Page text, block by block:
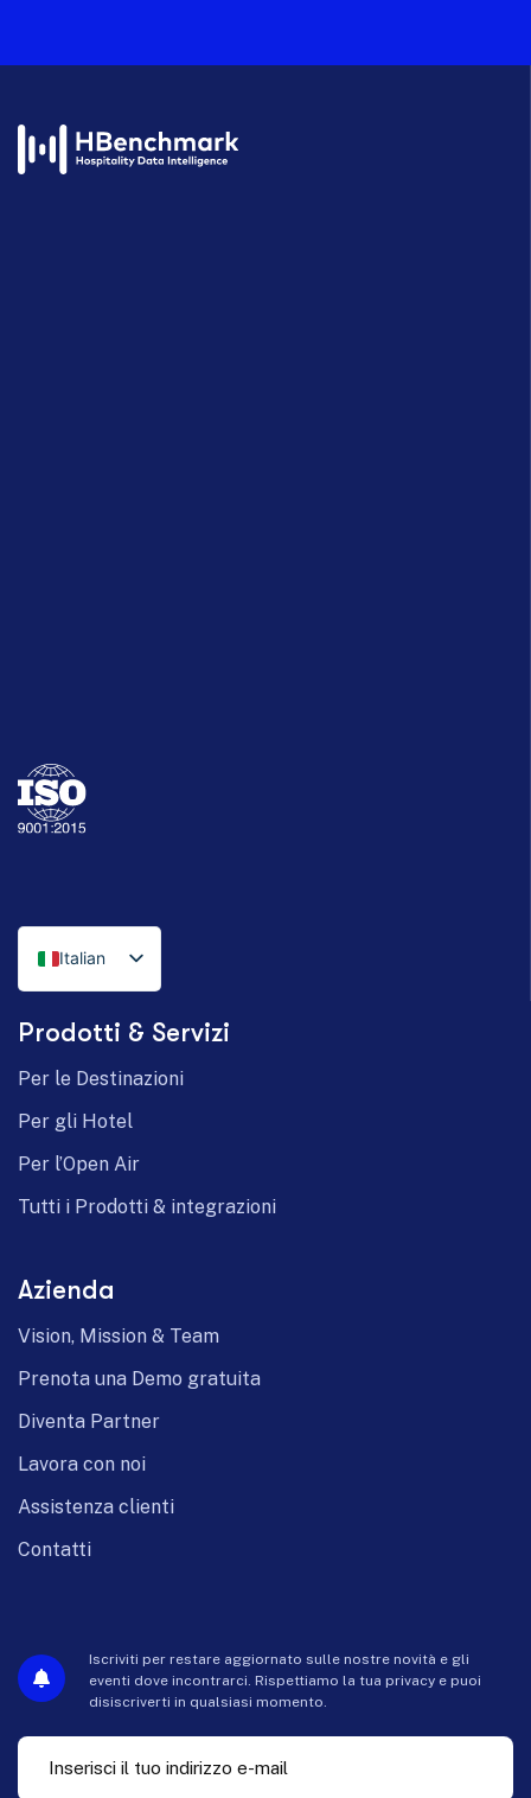
Italian
English
German
Prodotti & Servizi
Per le Destinazioni
Per gli Hotel
Per l’Open Air
Tutti i Prodotti & integrazioni
Azienda
Vision, Mission & Team
Prenota una Demo gratuita
Diventa Partner
Lavora con noi
Assistenza clienti
Contatti
Iscriviti per restare aggiornato sulle nostre novità e gli
eventi dove incontrarci. Rispettiamo la tua privacy e puoi
disiscriverti in qualsiasi momento.